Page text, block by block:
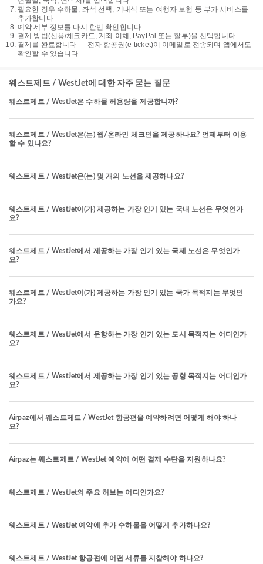
필요한 경우 수하물, 좌석 선택, 기내식 또는 여행자 보험 등 부가 서비스를
추가합니다
예약 세부 정보를 다시 한번 확인합니다
결제 방법(신용/체크카드, 계좌 이체, PayPal 또는 할부)을 선택합니다
결제를 완료합니다 — 전자 항공권(e-ticket)이 이메일로 전송되며 앱에서도
확인할 수 있습니다
웨스트제트 / WestJet에 대한 자주 묻는 질문
웨스트제트 / WestJet은 수하물 허용량을 제공합니까?
웨스트제트 / WestJet은(는) 웹/온라인 체크인을 제공하나요? 언제부터 이용
할 수 있나요?
웨스트제트 / WestJet은(는) 몇 개의 노선을 제공하나요?
웨스트제트 / WestJet이(가) 제공하는 가장 인기 있는 국내 노선은 무엇인가
요?
웨스트제트 / WestJet에서 제공하는 가장 인기 있는 국제 노선은 무엇인가
요?
웨스트제트 / WestJet이(가) 제공하는 가장 인기 있는 국가 목적지는 무엇인
가요?
웨스트제트 / WestJet에서 운항하는 가장 인기 있는 도시 목적지는 어디인가
요?
웨스트제트 / WestJet에서 제공하는 가장 인기 있는 공항 목적지는 어디인가
요?
Airpaz에서 웨스트제트 / WestJet 항공편을 예약하려면 어떻게 해야 하나
요?
Airpaz는 웨스트제트 / WestJet 예약에 어떤 결제 수단을 지원하나요?
웨스트제트 / WestJet의 주요 허브는 어디인가요?
웨스트제트 / WestJet 예약에 추가 수하물을 어떻게 추가하나요?
웨스트제트 / WestJet 항공편에 어떤 서류를 지참해야 하나요?